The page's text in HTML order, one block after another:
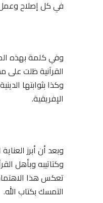
في كل إصلاح
وفي كلمة بهذه
القرآنية ظلت على
وكذا بثوابتها
الإفريقية.
وبعد أن أبرز
وكتاتيبه وبأهل
تعكس هذا
التمسك بكتاب الله.